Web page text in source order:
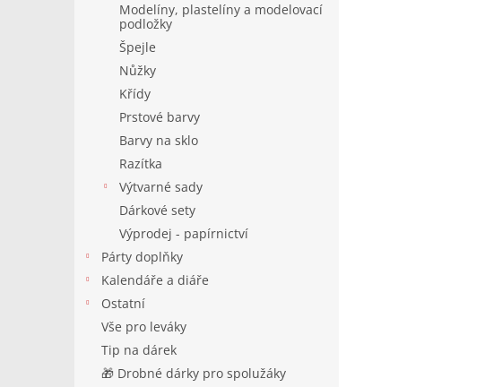
Modelíny, plastelíny a modelovací
podložky
Špejle
Nůžky
Křídy
Prstové barvy
Barvy na sklo
Razítka
Výtvarné sady
Dárkové sety
Výprodej - papírnictví
Párty doplňky
Kalendáře a diáře
Ostatní
Vše pro leváky
Tip na dárek
🎁 Drobné dárky pro spolužáky